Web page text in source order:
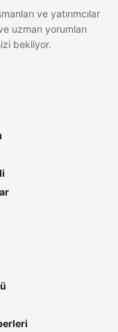
ve yatırımcılar
uzman yorumları
bekliyor.